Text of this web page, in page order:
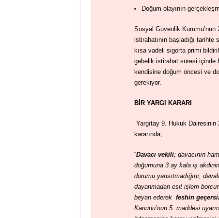
Doğum olayının
Sosyal Güvenlik Kurumu’nun
istirahatının başladığı
kısa vadeli sigorta primi
gebelik istirahat süresi içinde
kendisine doğum öncesi ve
gerekiyor.
BİR YARGI KARARI
Yargıtay 9. Hukuk
kararında;
“Davacı vekili; davacının
doğumuna 3 ay kala iş
durumu yansıtmadığını, d
dayanmadan eşit işlem
beyan ederek feshin
Kanunu’nun 5. maddesi